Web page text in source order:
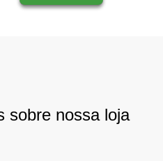
sobre nossa loja